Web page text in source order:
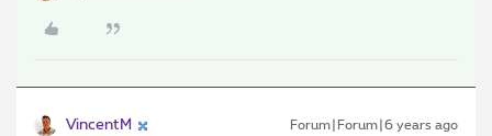
VincentM Forum|Forum|6 years ago